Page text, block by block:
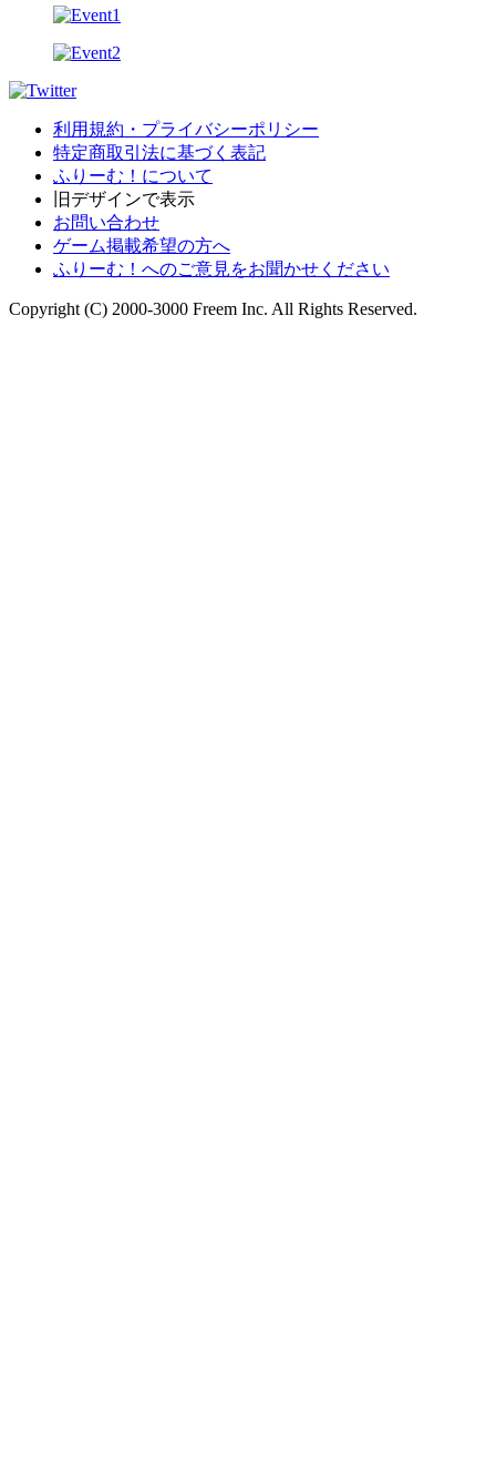
利用規約・プライバシーポリシー
特定商取引法に基づく表記
ふりーむ！について
旧デザインで表示
お問い合わせ
ゲーム掲載希望の方へ
ふりーむ！へのご意見をお聞かせください
Copyright (C) 2000-3000 Freem Inc. All Rights Reserved.